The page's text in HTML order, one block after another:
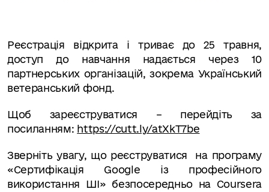
Реєстрація відкрита і триває до 25 травня,
доступ до навчання надається через 10
партнерських організацій, зокрема Український
ветеранський фонд.
Щоб зареєструватися – перейдіть за
посиланням: https://cutt.ly/atXkT7be
Зверніть увагу, що реєструватися на програму
«Сертифікація Google із професійного
використання ШІ» безпосередньо на Coursera